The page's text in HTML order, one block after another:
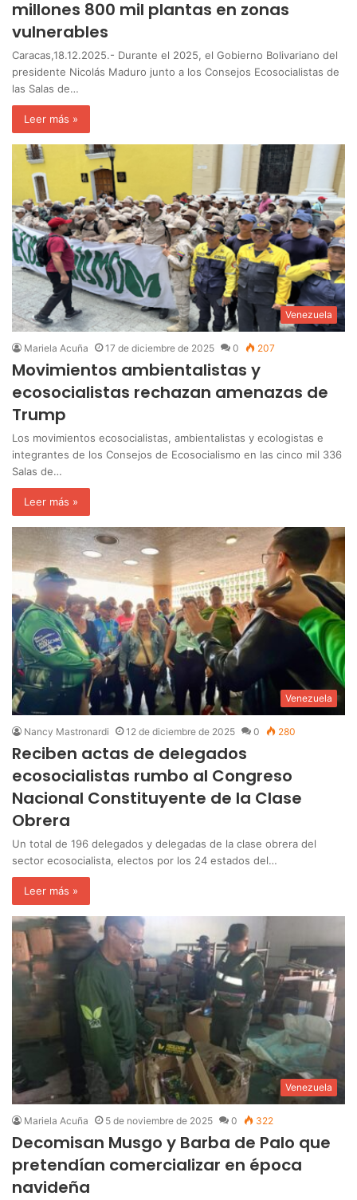
millones 800 mil plantas en zonas
vulnerables
Caracas,18.12.2025.- Durante el 2025, el Gobierno Bolivariano del
presidente Nicolás Maduro junto a los Consejos Ecosocialistas de
las Salas de…
Leer más »
Venezuela
Mariela Acuña 17 de diciembre de 2025 0 207
Movimientos ambientalistas y
ecosocialistas rechazan amenazas de
Trump
Los movimientos ecosocialistas, ambientalistas y ecologistas e
integrantes de los Consejos de Ecosocialismo en las cinco mil 336
Salas de…
Leer más »
Venezuela
Nancy Mastronardi 12 de diciembre de 2025 0 280
Reciben actas de delegados
ecosocialistas rumbo al Congreso
Nacional Constituyente de la Clase
Obrera
Un total de 196 delegados y delegadas de la clase obrera del
sector ecosocialista, electos por los 24 estados del…
Leer más »
Venezuela
Mariela Acuña 5 de noviembre de 2025 0 322
Decomisan Musgo y Barba de Palo que
pretendían comercializar en época
navideña